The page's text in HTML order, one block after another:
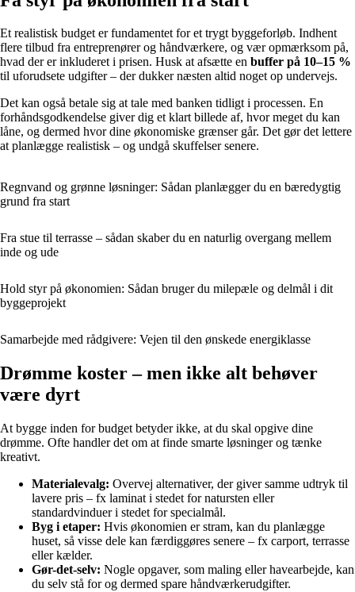
Et realistisk budget er fundamentet for et trygt byggeforløb. Indhent
flere tilbud fra entreprenører og håndværkere, og vær opmærksom på,
hvad der er inkluderet i prisen. Husk at afsætte en buffer på 10–15 %
til uforudsete udgifter – der dukker næsten altid noget op undervejs.
Det kan også betale sig at tale med banken tidligt i processen. En
forhåndsgodkendelse giver dig et klart billede af, hvor meget du kan
låne, og dermed hvor dine økonomiske grænser går. Det gør det lettere
at planlægge realistisk – og undgå skuffelser senere.
Regnvand og grønne løsninger: Sådan planlægger du en bæredygtig
grund fra start
Fra stue til terrasse – sådan skaber du en naturlig overgang mellem
inde og ude
Hold styr på økonomien: Sådan bruger du milepæle og delmål i dit
byggeprojekt
Samarbejde med rådgivere: Vejen til den ønskede energiklasse
Drømme koster – men ikke alt behøver
være dyrt
At bygge inden for budget betyder ikke, at du skal opgive dine
drømme. Ofte handler det om at finde smarte løsninger og tænke
kreativt.
Materialevalg: Overvej alternativer, der giver samme udtryk til
lavere pris – fx laminat i stedet for natursten eller
standardvinduer i stedet for specialmål.
Byg i etaper: Hvis økonomien er stram, kan du planlægge
huset, så visse dele kan færdiggøres senere – fx carport, terrasse
eller kælder.
Gør-det-selv: Nogle opgaver, som maling eller havearbejde, kan
du selv stå for og dermed spare håndværkerudgifter.